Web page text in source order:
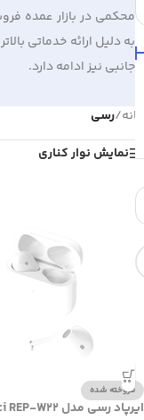
محکمی در بازار عمده
به دلیل ارائه خدماتی
جانبی نیز ادامه دارد.
خانه/رسی
نمایش نوار کناری
فروخته شده
ایرپاد رسی مدل Recci REP-W22